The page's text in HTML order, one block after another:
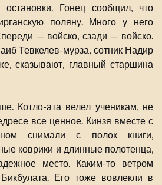
Гонец сообщил, что
поляну. Много у него
— войско, сзади — войско.
Тевкелев-мурза, сотник Надир
сказывают, главный старшина
Котло-ата велел ученикам, не
все ценное. Кинзя вместе с
снимали с полок книги,
коврики и длинные полотенца,
место. Каким-то ветром
Его тоже вовлекли в